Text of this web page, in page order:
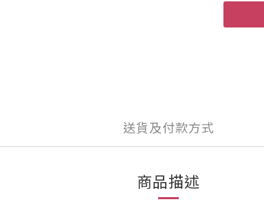
送貨及付款方式
商品描述